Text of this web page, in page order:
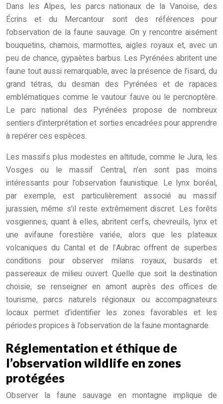
Dans les Alpes, les parcs nationaux de la Vanoise, des
Écrins et du Mercantour sont des références pour
l’observation de la faune sauvage. On y rencontre aisément
bouquetins, chamois, marmottes, aigles royaux et, avec un
peu de chance, gypaètes barbus. Les Pyrénées abritent une
faune tout aussi remarquable, avec la présence de l’isard, du
grand tétras, du desman des Pyrénées et de rapaces
emblématiques comme le vautour fauve ou le percnoptère.
Le parc national des Pyrénées propose de nombreux
sentiers d’interprétation et sorties encadrées pour apprendre
à repérer ces espèces.
Les massifs plus modestes en altitude, comme le Jura, les
Vosges ou le massif Central, n’en sont pas moins
intéressants pour l’observation faunistique. Le lynx boréal,
par exemple, est particulièrement associé au massif
jurassien, même s’il reste extrêmement discret. Les forêts
vosgiennes, quant à elles, abritent cerfs, chevreuils, lynx et
une avifaune forestière variée, alors que les plateaux
volcaniques du Cantal et de l’Aubrac offrent de superbes
conditions pour observer milans royaux, busards et
passereaux de milieu ouvert. Quelle que soit la destination
choisie, se renseigner en amont auprès des offices de
tourisme, parcs naturels régionaux ou accompagnateurs
locaux permet d’identifier les zones favorables et les
périodes propices à l’observation de la faune montagnarde.
Réglementation et éthique de
l’observation wildlife en zones
protégées
Observer la faune sauvage en montagne implique de